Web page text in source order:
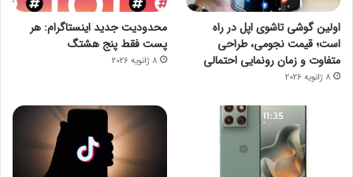
اولین گوشی تاشوی اپل در راه
است؛ قیمت نجومی، طراحی
متفاوت و زمان رونمایی احتمالی
8 ژانویه 2026
محدودیت جدید اینستاگرام: هر
پست فقط پنج هشتگ
8 ژانویه 2026